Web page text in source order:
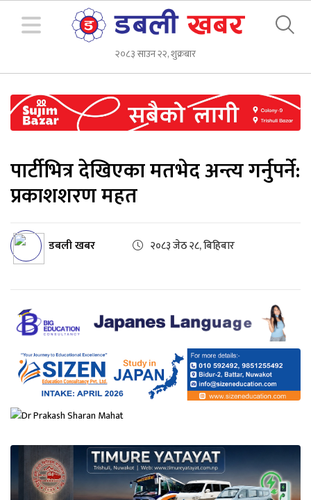
२०८३ साउन २२, शुक्रबार
पार्टीभित्र देखिएका मतभेद अन्त्य गर्नुपर्ने:
प्रकाशशरण महत
डबली खबर २०८३ जेठ २८, बिहिबार